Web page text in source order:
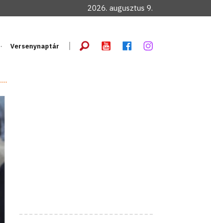
2026. augusztus 9.
Versenynaptár